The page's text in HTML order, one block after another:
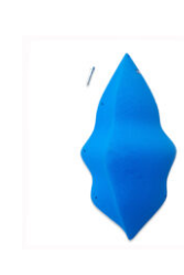
CHOIX DES
CE
PRODUIT